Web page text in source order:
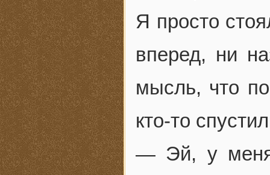
Я просто
вперед, ни
мысль, что
кто-то
— Эй, у меня